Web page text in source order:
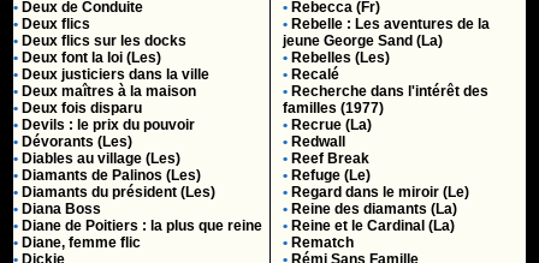
• Deux de Conduite
• Deux flics
• Deux flics sur les docks
• Deux font la loi (Les)
• Deux justiciers dans la ville
• Deux maîtres à la maison
• Deux fois disparu
• Devils : le prix du pouvoir
• Dévorants (Les)
• Diables au village (Les)
• Diamants de Palinos (Les)
• Diamants du président (Les)
• Diana Boss
• Diane de Poitiers : la plus que reine
• Diane, femme flic
• Dickie
• Rebecca (Fr)
• Rebelle : Les aventures de la
jeune George Sand (La)
• Rebelles (Les)
• Recalé
• Recherche dans l'intérêt des
familles (1977)
• Recrue (La)
• Redwall
• Reef Break
• Refuge (Le)
• Regard dans le miroir (Le)
• Reine des diamants (La)
• Reine et le Cardinal (La)
• Rematch
• Rémi Sans Famille